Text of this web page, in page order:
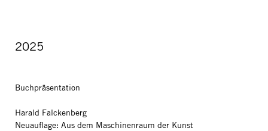
2025
Buchpräsentation
Harald Falckenberg
Neuauflage: Aus dem Maschinenraum der Kunst